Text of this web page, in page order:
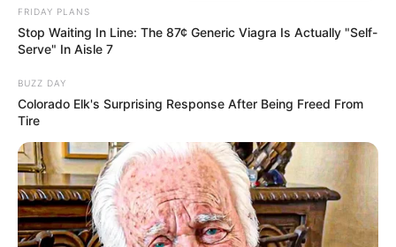
FRIDAY PLANS
Stop Waiting In Line: The 87¢ Generic Viagra Is Actually "Self-
Serve" In Aisle 7
BUZZ DAY
Colorado Elk's Surprising Response After Being Freed From
Tire